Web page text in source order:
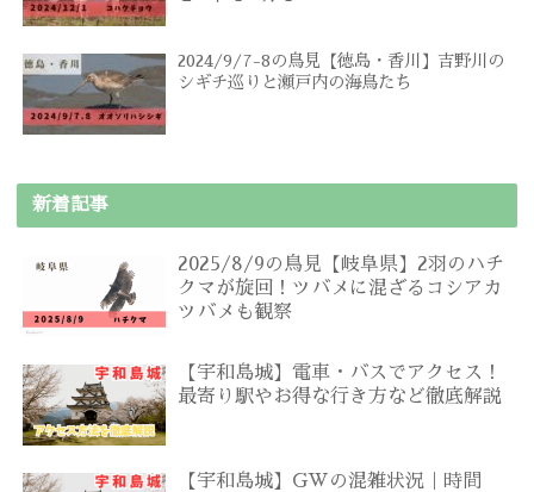
2024/9/7-8の鳥見【徳島・香川】吉野川の
シギチ巡りと瀬戸内の海鳥たち
新着記事
2025/8/9の鳥見【岐阜県】2羽のハチ
クマが旋回！ツバメに混ざるコシアカ
ツバメも観察
【宇和島城】電車・バスでアクセス！
最寄り駅やお得な行き方など徹底解説
【宇和島城】GWの混雑状況｜時間